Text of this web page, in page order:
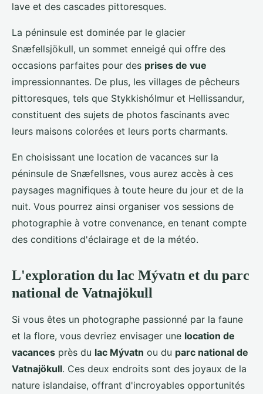
lave et des cascades pittoresques.
La péninsule est dominée par le glacier
Snæfellsjökull, un sommet enneigé qui offre des
occasions parfaites pour des prises de vue
impressionnantes. De plus, les villages de pêcheurs
pittoresques, tels que Stykkishólmur et Hellissandur,
constituent des sujets de photos fascinants avec
leurs maisons colorées et leurs ports charmants.
En choisissant une location de vacances sur la
péninsule de Snæfellsnes, vous aurez accès à ces
paysages magnifiques à toute heure du jour et de la
nuit. Vous pourrez ainsi organiser vos sessions de
photographie à votre convenance, en tenant compte
des conditions d'éclairage et de la météo.
L'exploration du lac Mývatn et du parc
national de Vatnajökull
Si vous êtes un photographe passionné par la faune
et la flore, vous devriez envisager une location de
vacances près du lac Mývatn ou du parc national de
Vatnajökull. Ces deux endroits sont des joyaux de la
nature islandaise, offrant d'incroyables opportunités